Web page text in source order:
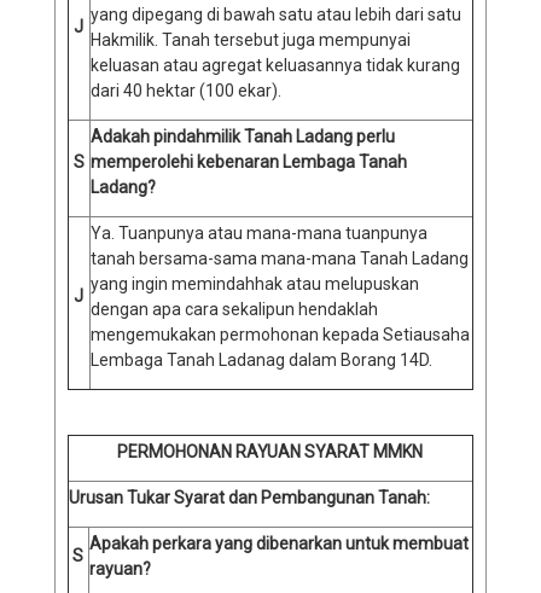
J
yang dipegang di bawah satu atau lebih dari satu
Hakmilik. Tanah tersebut juga mempunyai
keluasan atau agregat keluasannya tidak kurang
dari 40 hektar (100 ekar).
S
Adakah pindahmilik Tanah Ladang perlu
memperolehi kebenaran Lembaga Tanah
Ladang?
J
Ya. Tuanpunya atau mana-mana tuanpunya
tanah bersama-sama mana-mana Tanah Ladang
yang ingin memindahhak atau melupuskan
dengan apa cara sekalipun hendaklah
mengemukakan permohonan kepada Setiausaha
Lembaga Tanah Ladanag dalam Borang 14D.
PERMOHONAN RAYUAN SYARAT MMKN
Urusan Tukar Syarat dan Pembangunan Tanah:
S
Apakah perkara yang dibenarkan untuk membuat
rayuan?